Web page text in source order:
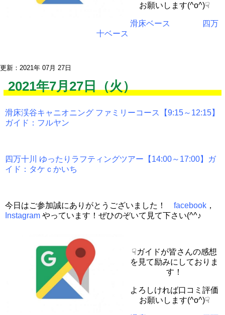
お願いします(^o^)☟
滑床ベース
四万
十ベース
更新：2021年 07月 27日
2021年7月27日（火）
滑床渓谷キャニオニング ファミリーコース【9:15～12:15】
ガイド：フルヤン
四万十川 ゆったりラフティングツアー【14:00～17:00】ガ
イド：タケｃかいち
今日はご参加誠にありがとうございました！ facebook ，
Instagram やっています！ぜひのぞいて見て下さい(^^♪
☟ガイドが皆さんの感想
を見て励みにしておりま
す！
よろしければ口コミ評価
お願いします(^o^)☟